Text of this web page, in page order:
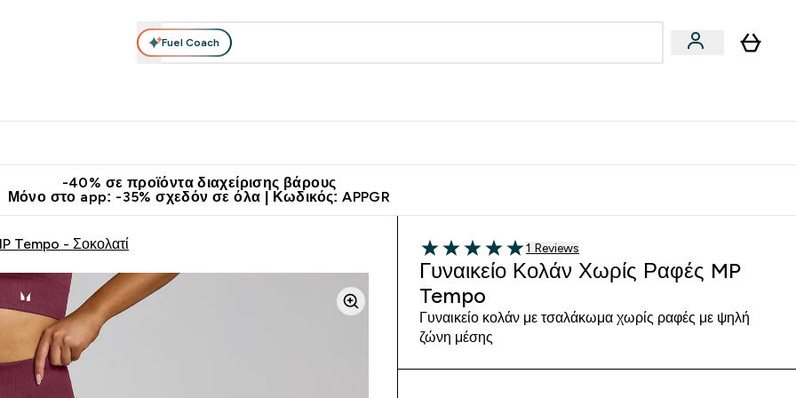
Fuel Coach
-40% σε προϊόντα διαχείρισης βάρους
Μόνο στο app: -35% σχεδόν σε όλα | Κωδικός: APPGR
Tempo - Σοκολατί
5 out of 5 stars
1 customer reviews
1 Reviews
Γυναικείο Κολάν Χωρίς Ραφές MP
Tempo
Γυναικείο κολάν με τσαλάκωμα χωρίς ραφές με ψηλή
ζώνη μέσης